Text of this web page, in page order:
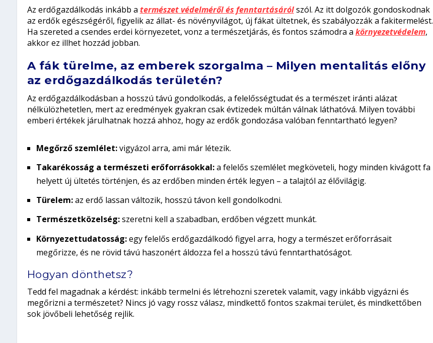
Az erdőgazdálkodás inkább a természet védelméről és fenntartásárólszól. Az itt dolgozók gondoskodnak
az erdők egészségéről, figyelik az állat- és növényvilágot, új fákat ültetnek, és szabályozzák a fakitermelést.
Ha szereted a csendes erdei környezetet, vonz a természetjárás, és fontos számodra a környezetvédelem,
akkor ez illhet hozzád jobban.
A fák türelme, az emberek szorgalma – Milyen mentalitás előny
az erdőgazdálkodás területén?
Az erdőgazdálkodásban a hosszú távú gondolkodás, a felelősségtudat és a természet iránti alázat
nélkülözhetetlen, mert az eredmények gyakran csak évtizedek múltán válnak láthatóvá. Milyen további
emberi értékek járulhatnak hozzá ahhoz, hogy az erdők gondozása valóban fenntartható legyen?
Megőrző szemlélet:vigyázol arra, ami már létezik.
Takarékosság a természeti erőforrásokkal:a felelős szemlélet megköveteli, hogy minden kivágott fa
helyett új ültetés történjen, és az erdőben minden érték legyen – a talajtól az élővilágig.
Türelem:az erdő lassan változik, hosszú távon kell gondolkodni.
Természetközelség:szeretni kell a szabadban, erdőben végzett munkát.
Környezettudatosság:egy felelős erdőgazdálkodó figyel arra, hogy a természet erőforrásait
megőrizze, és ne rövid távú haszonért áldozza fel a hosszú távú fenntarthatóságot.
Hogyan dönthetsz?
Tedd fel magadnak a kérdést: inkább termelni és létrehozni szeretek valamit, vagy inkább vigyázni és
megőrizni a természetet? Nincs jó vagy rossz válasz, mindkettő fontos szakmai terület, és mindkettőben
sok jövőbeli lehetőség rejlik.